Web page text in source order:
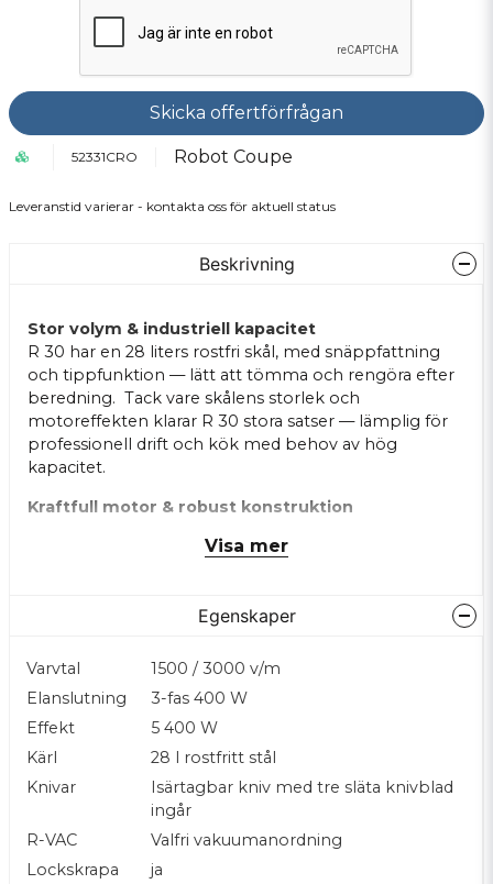
Skicka offertförfrågan
52331CRO Robot Coupe
Leveranstid varierar - kontakta oss för aktuell status
Beskrivning
Stor volym & industriell kapacitet
R 30 har en 28 liters rostfri skål, med snäppfattning
och tippfunktion — lätt att tömma och rengöra efter
beredning. Tack vare skålens storlek och
motoreffekten klarar R 30 stora satser — lämplig för
professionell drift och kök med behov av hög
kapacitet.
Kraftfull motor & robust konstruktion
intensiv användning i proffsmiljö — vilket garanterar
vilket gör den hygienisk, lätt att rengöra och tålig
användningsområden
R 30 klarar en mängd olika beredningar: hackning,
malning, mixning, emulsering, deg, puréer, såser,
nötarbeten med mera — vilket gör den mycket
flexibel i köket. Knivbladen sveper tätt längs skålens
botten — vilket garanterar att även mindre mängder
bearbetas jämnt och effektivt.
Visa mer
Egenskaper
Varvtal
1500 / 3000 v/m
Elanslutning
3-fas 400 W
Effekt
5 400 W
Kärl
28 l rostfritt stål
Knivar
Isärtagbar kniv med tre släta knivblad
ingår
R-VAC
Valfri vakuumanordning
Lockskrapa
ja